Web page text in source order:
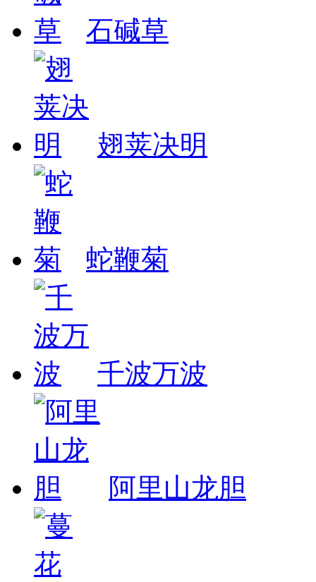
石碱草
翅荚决明
蛇鞭菊
千波万波
阿里山龙胆